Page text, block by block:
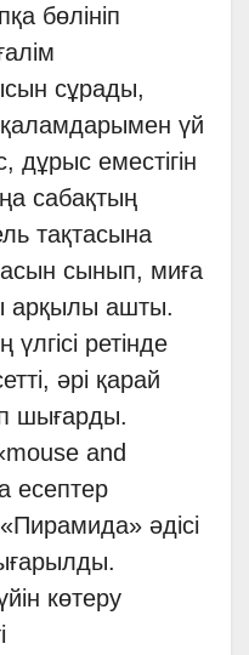
бөлініп
сұрады,
үй
еместігін
сабақтың
тақтасына
сынып, миға
арқылы ашты.
ретінде
әрі қарай
шығарды.
and
есептер
әдісі
көтеру